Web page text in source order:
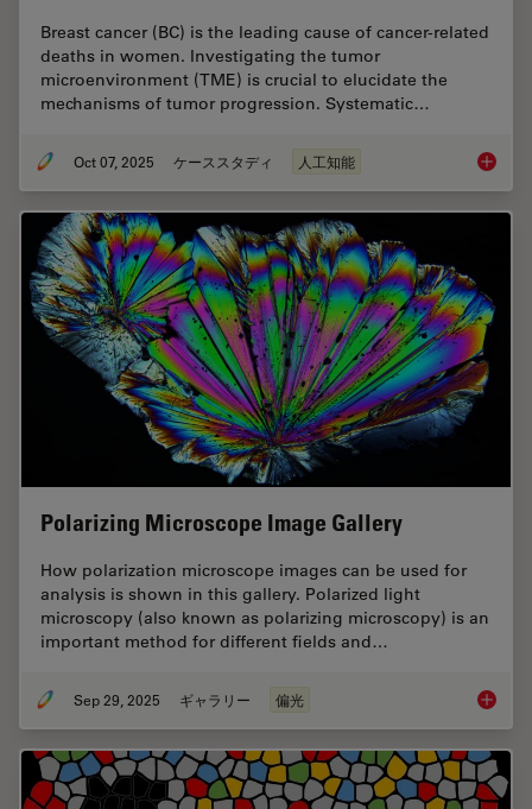
Breast cancer (BC) is the leading cause of cancer-related
deaths in women. Investigating the tumor
microenvironment (TME) is crucial to elucidate the
mechanisms of tumor progression. Systematic…
Oct 07, 2025 ケーススタディ 人工知能 AI-
Polarizing Microscope Image Gallery
How polarization microscope images can be used for
analysis is shown in this gallery. Polarized light
microscopy (also known as polarizing microscopy) is an
important method for different fields and…
Sep 29, 2025 ギャラリー 偏光